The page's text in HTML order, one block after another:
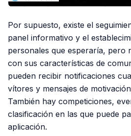
Por supuesto, existe el
panel informativo y el
personales que esperaría, pero
con sus características de
pueden recibir notificaciones
vítores y mensajes de
También hay competiciones,
clasificación en las que puede
aplicación.